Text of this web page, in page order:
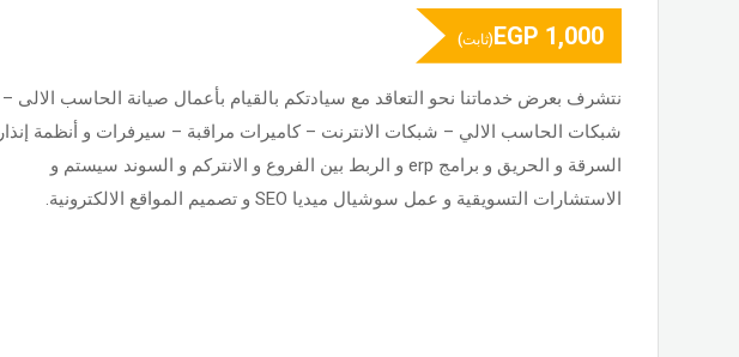
EGP 1,000 (ثابت)
نتشرف بعرض خدماتنا نحو التعاقد مع سيادتكم بالقيام بأعمال صيانة الحاسب الالى –
شبكات الحاسب الالي – شبكات الانترنت – كاميرات مراقبة – سيرفرات و أنظمة إنذار
السرقة و الحريق و برامج erp و الربط بين الفروع و الانتركم و السوند سيستم و
الاستشارات التسويقية و عمل سوشيال ميديا SEO و تصميم المواقع الالكترونية.